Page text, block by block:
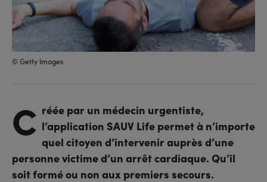
© Getty Images
C réée par un médecin urgentiste,
l’application SAUV Life permet à n’importe
quel citoyen d’intervenir auprès d’une
personne victime d’un arrêt cardiaque. Qu’il
soit formé ou non aux premiers secours.